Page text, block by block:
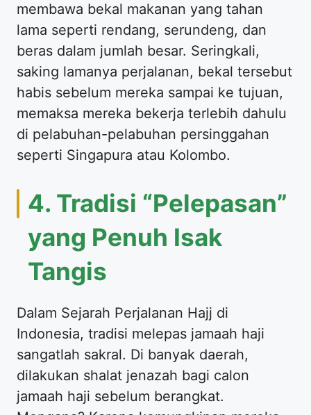
membawa bekal makanan yang tahan
lama seperti rendang, serundeng, dan
beras dalam jumlah besar. Seringkali,
saking lamanya perjalanan, bekal tersebut
habis sebelum mereka sampai ke tujuan,
memaksa mereka bekerja terlebih dahulu
di pelabuhan-pelabuhan persinggahan
seperti Singapura atau Kolombo.
4. Tradisi “Pelepasan”
yang Penuh Isak
Tangis
Dalam Sejarah Perjalanan Hajj di
Indonesia, tradisi melepas jamaah haji
sangatlah sakral. Di banyak daerah,
dilakukan shalat jenazah bagi calon
jamaah haji sebelum berangkat.